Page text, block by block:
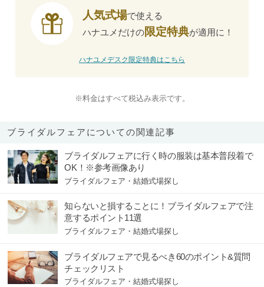
人気式場で使える
ハナユメだけの限定特典が適用に！
ハナユメデスク限定特典はこちら
※料金はすべて税込み表示です。
ブライダルフェアについての関連記事
ブライダルフェアに行く時の服装は基本普段着で
OK！※参考画像あり
ブライダルフェア・結婚式場探し
知らないと損することに！ブライダルフェアで注
意するポイント11選
ブライダルフェア・結婚式場探し
ブライダルフェアで見るべき60のポイント&質問
チェックリスト
ブライダルフェア・結婚式場探し